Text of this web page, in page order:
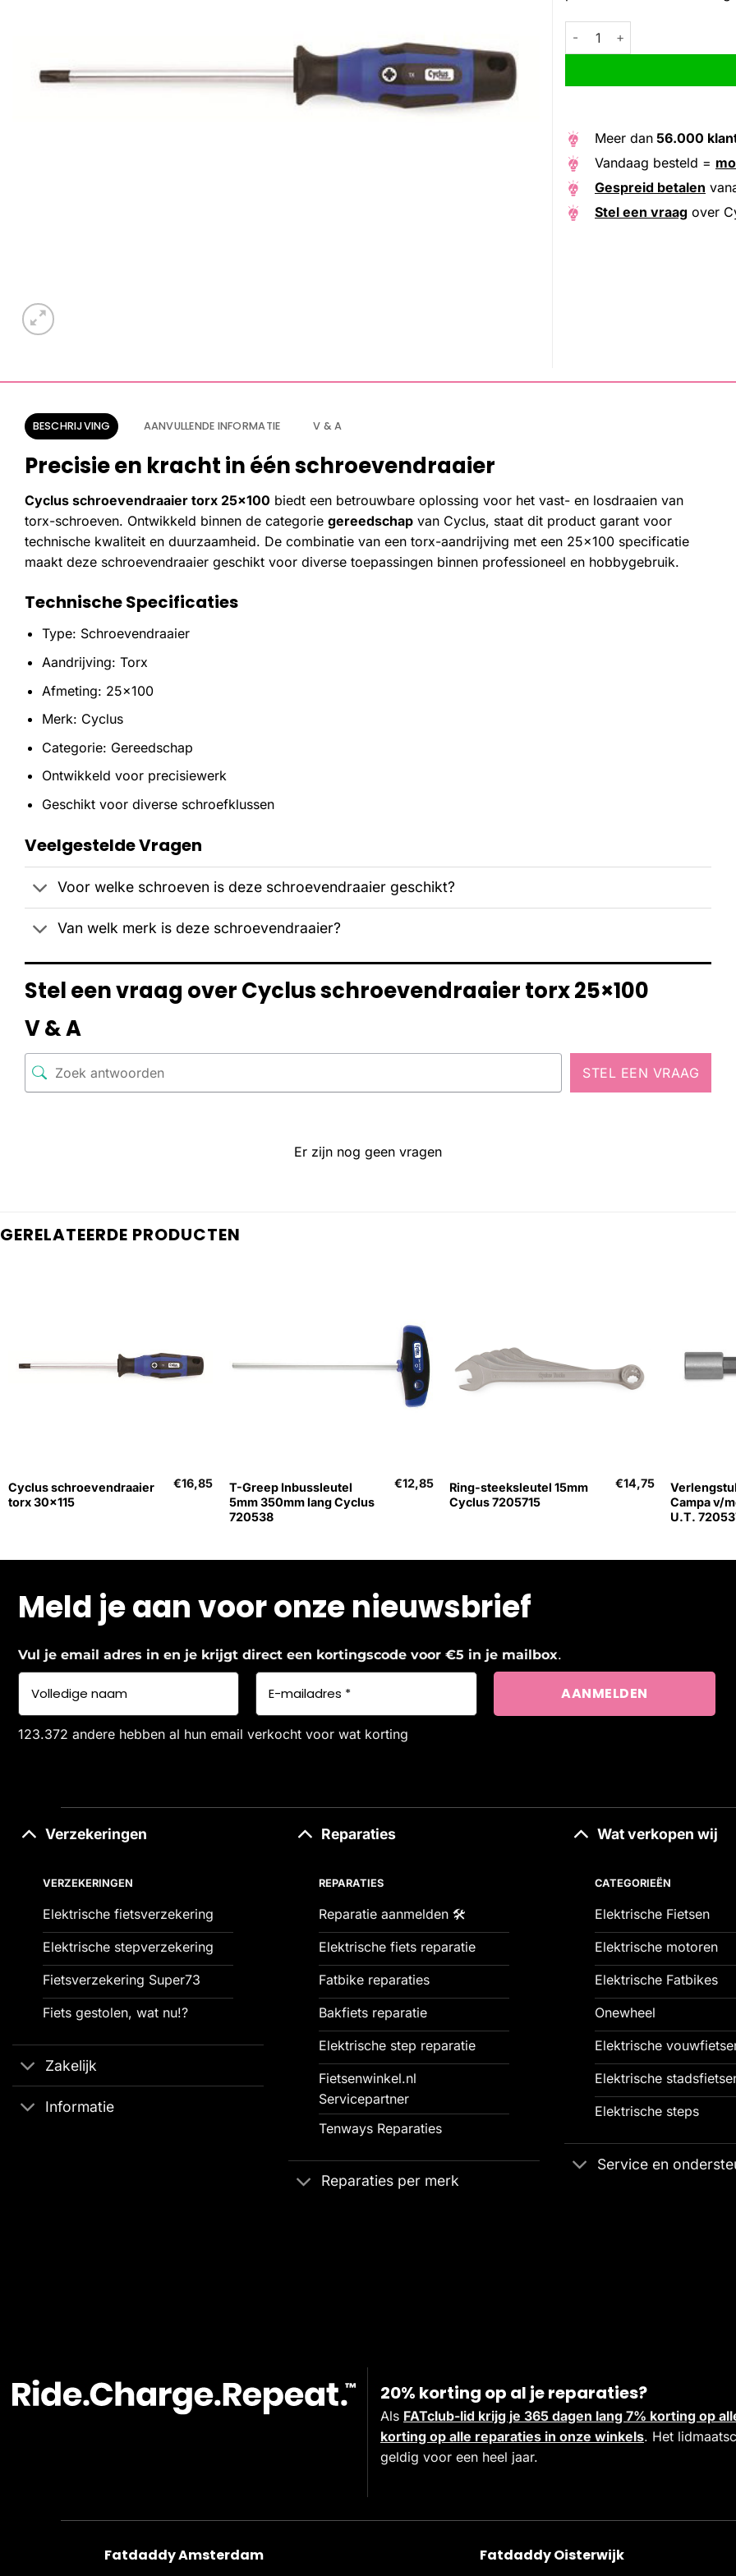
Cyclus schroevendraaier torx
Alternative:
Meer dan 56.000
Vandaag besteld =
Gespreid betalen
Stel een vraag over
BESCHRIJVING AANVULLENDE INFORMATIE V & A
Precisie en kracht in één schroevendraaier
Cyclus schroevendraaier torx 25×100 biedt een betrouwbare oplossing voor het vast- en losdraaien van
torx-schroeven. Ontwikkeld binnen de categorie gereedschap van Cyclus, staat dit product garant voor
technische kwaliteit en duurzaamheid. De combinatie van een torx-aandrijving met een 25×100 specificatie
maakt deze schroevendraaier geschikt voor diverse toepassingen binnen professioneel en hobbygebruik.
Technische Specificaties
Type: Schroevendraaier
Aandrijving: Torx
Afmeting: 25×100
Merk: Cyclus
Categorie: Gereedschap
Ontwikkeld voor precisiewerk
Geschikt voor diverse schroefklussen
Veelgestelde Vragen
Voor welke schroeven is deze schroevendraaier geschikt?
Van welk merk is deze schroevendraaier?
Stel een vraag over Cyclus schroevendraaier torx 25×100
V & A
STEL EEN VRAAG
Er zijn nog geen vragen
GERELATEERDE PRODUCTEN
Cyclus schroevendraaier
torx 30×115
€16,85
T-Greep Inbussleutel
5mm 350mm lang Cyclus
720538
€12,85
Ring-steeksleutel 15mm
Cyclus 7205715
€14,75
Campa v/
U.T.
Meld je aan voor onze nieuwsbrief
Vul je email adres in en je krijgt direct een kortingscode voor €5 in je mailbox.
123.372 andere hebben al hun email verkocht voor wat korting
Verzekeringen
VERZEKERINGEN
Elektrische fietsverzekering
Elektrische stepverzekering
Fietsverzekering Super73
Fiets gestolen, wat nu!?
Zakelijk
Informatie
Reparaties
REPARATIES
Reparatie aanmelden 🛠️
Elektrische fiets reparatie
Fatbike reparaties
Bakfiets reparatie
Elektrische step reparatie
Fietsenwinkel.nl
Servicepartner
Tenways Reparaties
Reparaties per merk
Wat verkopen wij
CATEGORIEËN
Elektrische Fietsen
Elektrische motoren
Elektrische Fatbikes
Onewheel
Elektrische
Elektrische
Elektrische steps
Service en
20% korting op al je reparaties?
Als FATclub-lid krijg je 365 dagen lang 7% korting op
korting op alle reparaties in onze winkels. Het
geldig voor een heel jaar.
Fatdaddy Amsterdam Fatdaddy Oisterwijk